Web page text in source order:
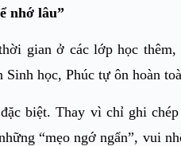
nhớ lâu”
gian ở các lớp học thêm,
học, Phúc tự ôn hoàn
biệt. Thay vì chỉ ghi
“mẹo ngớ ngẩn”, vui